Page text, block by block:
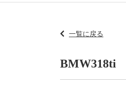
一覧に戻る
BMW318ti